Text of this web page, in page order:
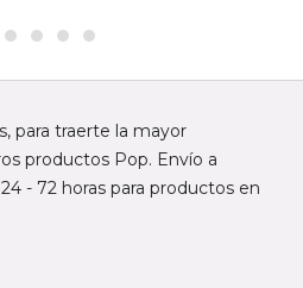
para traerte la mayor
productos Pop. Envío a
- 72 horas para productos en